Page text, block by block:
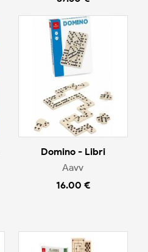
Domino - Libri
Aavv
16.00 €